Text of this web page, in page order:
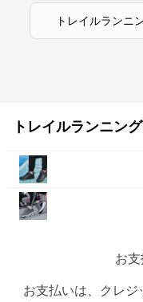
トレイルランニ
トレイルランニン
お
お支払いは、クレジ